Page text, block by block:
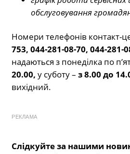
обслуговування
Номери телефонів контакт-
753, 044-281-08-70, 044-281-
надаються з понеділка по
20.00, у суботу – з 8.00 до
вихідний.
РЕКЛАМА
Слідкуйте за нашими